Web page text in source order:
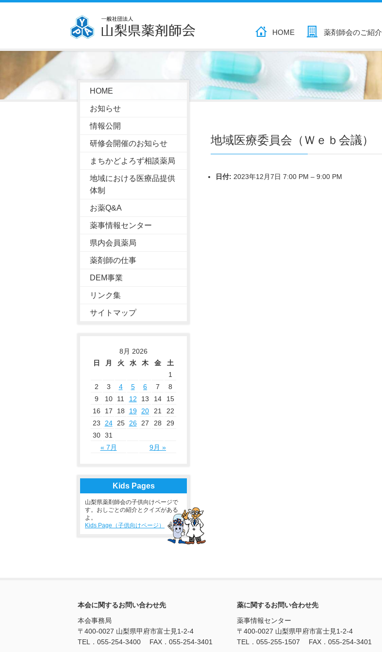
HOME 薬剤師会のご紹介
HOME
お知らせ
情報公開
研修会開催のお知らせ
まちかどよろず相談薬局
地域における医療品提供
体制
お薬Q&A
薬事情報センター
県内会員薬局
薬剤師の仕事
DEM事業
リンク集
サイトマップ
8月 2026
日
月 火 水 木 金
土
1
2
3 4 5 6 7
8
9
10 11 12 13 14
15
16
17 18 19 20 21
22
23
24 25 26 27 28
29
30 31
« 7月
9月 »
Kids Pages
山梨県薬剤師会の子供向けページで
す。おしごとの紹介とクイズがある
よ。
Kids Page（子供向けページ）
地域医療委員会（Ｗｅｂ会議）
日付: 2023年12月7日 7:00 PM – 9:00 PM
本会に関するお問い合わせ先
本会事務局
〒400-0027 山梨県甲府市富士見1-2-4
TEL．055-254-3400 FAX．055-254-3401
薬に関するお問い合わせ先
薬事情報センター
〒400-0027 山梨県甲府市富士見1-2-4
TEL．055-255-1507 FAX．055-254-3401